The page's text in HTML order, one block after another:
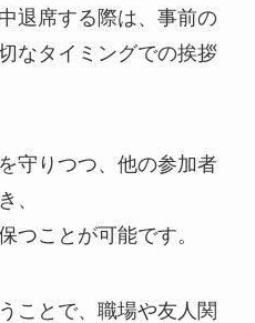
退席する際は、事前の
なタイミングでの挨拶
守りつつ、他の参加者
、
つことが可能です。
ことで、職場や友人関